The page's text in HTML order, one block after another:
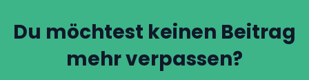
Du möchtest keinen Beitrag
mehr verpassen?